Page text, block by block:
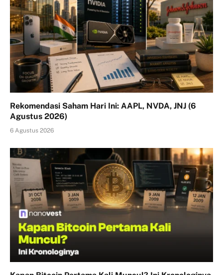
Rekomendasi Saham Hari Ini: AAPL, NVDA, JNJ (6
Agustus 2026)
6 Agustus 2026